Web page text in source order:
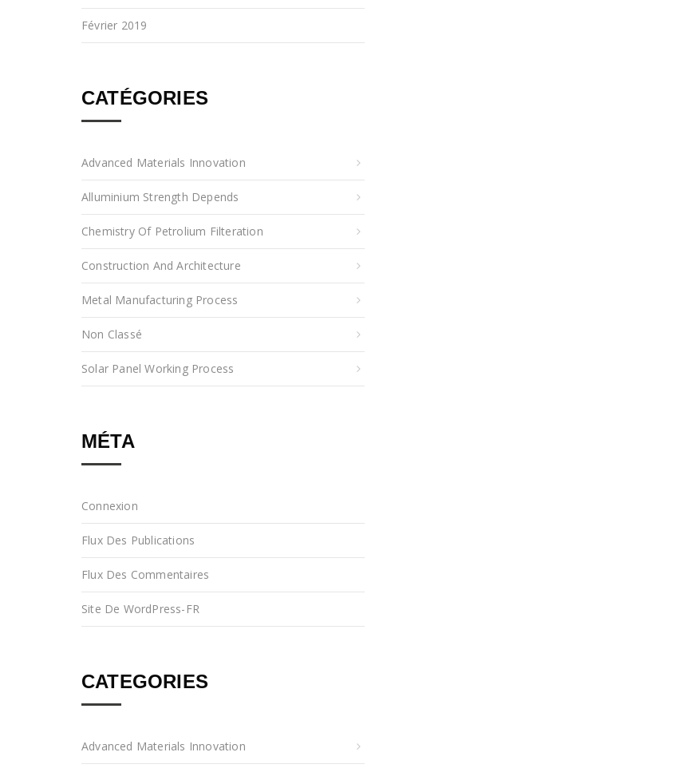
Février 2019
CATÉGORIES
Advanced Materials Innovation
Alluminium Strength Depends
Chemistry Of Petrolium Filteration
Construction And Architecture
Metal Manufacturing Process
Non Classé
Solar Panel Working Process
MÉTA
Connexion
Flux Des Publications
Flux Des Commentaires
Site De WordPress-FR
CATEGORIES
Advanced Materials Innovation